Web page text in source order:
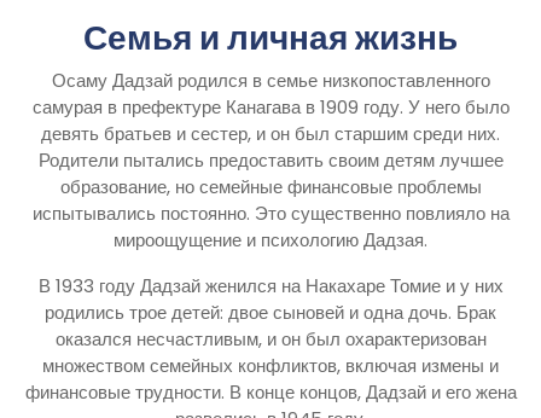
Семья и личная жизнь
Осаму Дадзай родился в семье низкопоставленного
самурая в префектуре Канагава в 1909 году. У него было
девять братьев и сестер, и он был старшим среди них.
Родители пытались предоставить своим детям лучшее
образование, но семейные финансовые проблемы
испытывались постоянно. Это существенно повлияло на
мироощущение и психологию Дадзая.
В 1933 году Дадзай женился на Накахаре Томие и у них
родились трое детей: двое сыновей и одна дочь. Брак
оказался несчастливым, и он был охарактеризован
множеством семейных конфликтов, включая измены и
финансовые трудности. В конце концов, Дадзай и его жена